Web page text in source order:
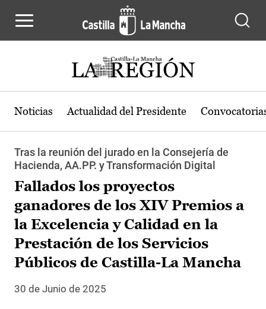
Noticias Actualidad del Presidente
Tras la reunión del jurado en la Consejería de
Hacienda, AA.PP. y Transformación Digital
Fallados los proyectos
ganadores de los XIV Premios a
la Excelencia y Calidad en la
Prestación de los Servicios
Públicos de Castilla-La Mancha
30 de Junio de 2025